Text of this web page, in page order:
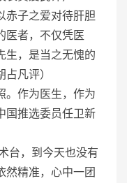
赤子之爱对待肝胆
医者，不仅凭医
生，是当之无愧的
凡评）
。作为医生，作为
国推选委员任卫新
台，到今天也没有
然精准，心中一团